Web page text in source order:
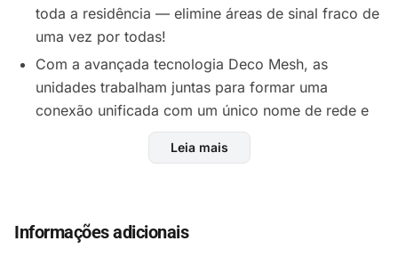
toda a residência — elimine áreas de sinal fraco de
uma vez por todas!
Com a avançada tecnologia Deco Mesh, as
unidades trabalham juntas para formar uma
conexão unificada com um único nome de rede e
senha para a residência toda.
Os dispositivos alternam automaticamente entre
Imagine nunca mais ter de lidar com conexões Wi-
Leia mais
Informações adicionais